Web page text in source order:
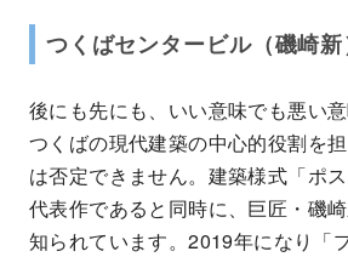
つくばセンタービル（磯崎新
後にも先にも、いい意味でも悪い
つくばの現代建築の中心的役割を
は否定できません。建築様式「ポ
代表作であると同時に、巨匠・磯
知られています。2019年になり「